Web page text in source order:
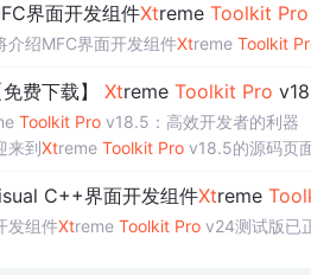
界面开发组件Xtreme Toolkit Pro
介绍MFC界面开发组件Xtreme Toolkit
免费下载】 Xtreme Toolkit Pro
Toolkit Pro
来到Xtreme Toolkit Prov18.5的源码页
C++界面开发组件Xtreme
发组件Xtreme Toolkit Prov24测试版已